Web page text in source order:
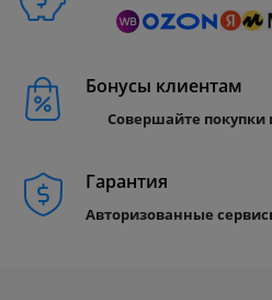
Бонусы клиентам
Совершайте покупки
Гарантия
Авторизованные